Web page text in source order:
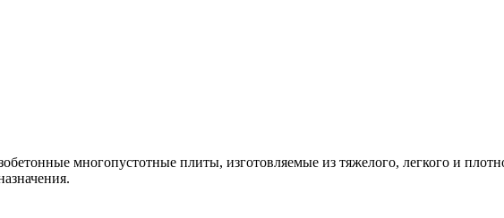
многопустотные плиты, изготовляемые из тяжелого, легкого и